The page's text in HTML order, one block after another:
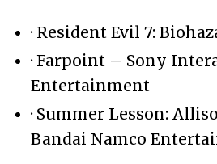
· Resident Evil 7:
· Farpoint – Sony
Entertainment
· Summer Lesson:
Bandai Namco